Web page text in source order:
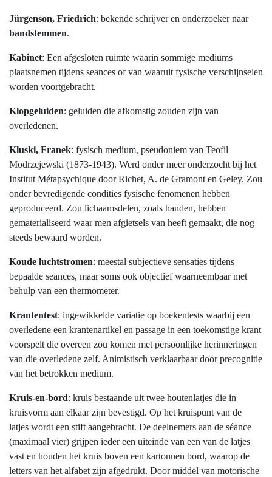
Jürgenson, Friedrich: bekende schrijver en onderzoeker naar
bandstemmen.
Kabinet: Een afgesloten ruimte waarin sommige mediums
plaatsnemen tijdens seances of van waaruit fysische verschijnselen
worden voortgebracht.
Klopgeluiden: geluiden die afkomstig zouden zijn van
overledenen.
Kluski, Franek: fysisch medium, pseudoniem van Teofil
Modrzejewski (1873-1943). Werd onder meer onderzocht bij het
Institut Métapsychique door Richet, A. de Gramont en Geley. Zou
onder bevredigende condities fysische fenomenen hebben
geproduceerd. Zou lichaamsdelen, zoals handen, hebben
gematerialiseerd waar men afgietsels van heeft gemaakt, die nog
steeds bewaard worden.
Koude luchtstromen: meestal subjectieve sensaties tijdens
bepaalde seances, maar soms ook objectief waarneembaar met
behulp van een thermometer.
Krantentest: ingewikkelde variatie op boekentests waarbij een
overledene een krantenartikel en passage in een toekomstige krant
voorspelt die overeen zou komen met persoonlijke herinneringen
van die overledene zelf. Animistisch verklaarbaar door precognitie
van het betrokken medium.
Kruis-en-bord: kruis bestaande uit twee houtenlatjes die in
kruisvorm aan elkaar zijn bevestigd. Op het kruispunt van de
latjes wordt een stift aangebracht. De deelnemers aan de séance
(maximaal vier) grijpen ieder een uiteinde van een van de latjes
vast en houden het kruis boven een kartonnen bord, waarop de
letters van het alfabet zijn afgedrukt. Door middel van motorische